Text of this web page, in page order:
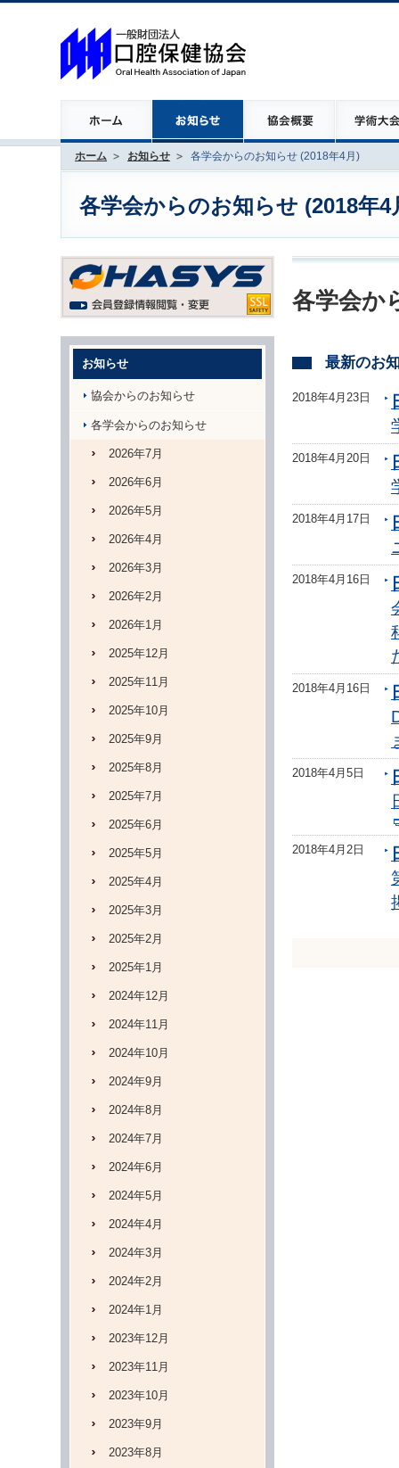
ホーム お知らせ 各学会からのお知らせ (2018年4月)
各学会からのお知らせ (2018年4
各学会か
最新のお
2018年4月23日
2018年4月20日
2018年4月17日
2018年4月16日
2018年4月16日
2018年4月5日
2018年4月2日
お知らせ
協会からのお知らせ
各学会からのお知らせ
2026年7月
2026年6月
2026年5月
2026年4月
2026年3月
2026年2月
2026年1月
2025年12月
2025年11月
2025年10月
2025年9月
2025年8月
2025年7月
2025年6月
2025年5月
2025年4月
2025年3月
2025年2月
2025年1月
2024年12月
2024年11月
2024年10月
2024年9月
2024年8月
2024年7月
2024年6月
2024年5月
2024年4月
2024年3月
2024年2月
2024年1月
2023年12月
2023年11月
2023年10月
2023年9月
2023年8月